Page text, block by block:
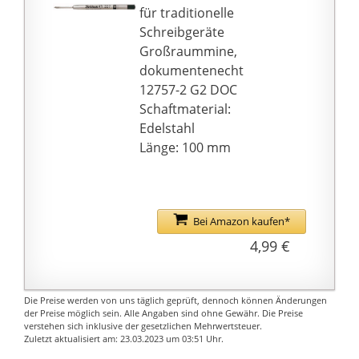
für traditionelle
Schreibgeräte
Großraummine,
dokumentenecht
12757-2 G2 DOC
Schaftmaterial:
Edelstahl
Länge: 100 mm
Bei Amazon kaufen*
4,99 €
Die Preise werden von uns täglich geprüft, dennoch können Änderungen
der Preise möglich sein. Alle Angaben sind ohne Gewähr. Die Preise
verstehen sich inklusive der gesetzlichen Mehrwertsteuer.
Zuletzt aktualisiert am: 23.03.2023 um 03:51 Uhr.